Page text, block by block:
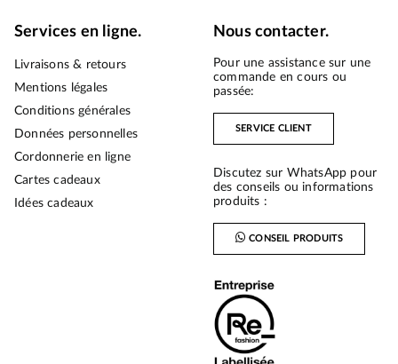
Services en ligne.
Livraisons & retours
Mentions légales
Conditions générales
Données personnelles
Cordonnerie en ligne
Cartes cadeaux
Idées cadeaux
Nous contacter.
Pour une assistance sur une
commande en cours ou
passée:
SERVICE CLIENT
Discutez sur WhatsApp pour
des conseils ou informations
produits :
CONSEIL PRODUITS